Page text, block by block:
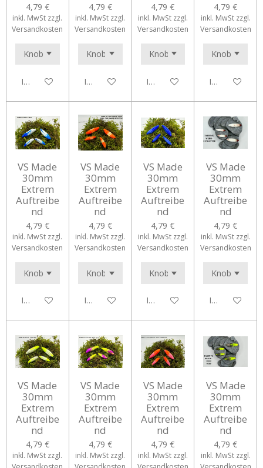
4,79 €
inkl. MwSt zzgl.
Versandkosten
In den Warenkorb
4,79 €
inkl. MwSt zzgl.
Versandkosten
In den Warenkorb
4,79 €
inkl. MwSt zzgl.
Versandkosten
In den Warenkorb
4,79 €
inkl. MwSt zzgl.
Versandkosten
In den
VS Made
30mm
Extrem
Auftreibe
nd
4,79 €
inkl. MwSt zzgl.
Versandkosten
In den Warenkorb
VS Made
30mm
Extrem
Auftreibe
nd
4,79 €
inkl. MwSt zzgl.
Versandkosten
In den Warenkorb
VS Made
30mm
Extrem
Auftreibe
nd
4,79 €
inkl. MwSt zzgl.
Versandkosten
In den Warenkorb
VS Made
30mm
Extrem
Auftreibe
nd
4,79 €
inkl. MwSt zzgl.
Versandkosten
In den
VS Made
30mm
Extrem
Auftreibe
nd
4,79 €
inkl. MwSt zzgl.
VS Made
30mm
Extrem
Auftreibe
nd
4,79 €
inkl. MwSt zzgl.
VS Made
30mm
Extrem
Auftreibe
nd
4,79 €
inkl. MwSt zzgl.
VS Made
30mm
Extrem
Auftreibe
nd
4,79 €
inkl. MwSt zzgl.